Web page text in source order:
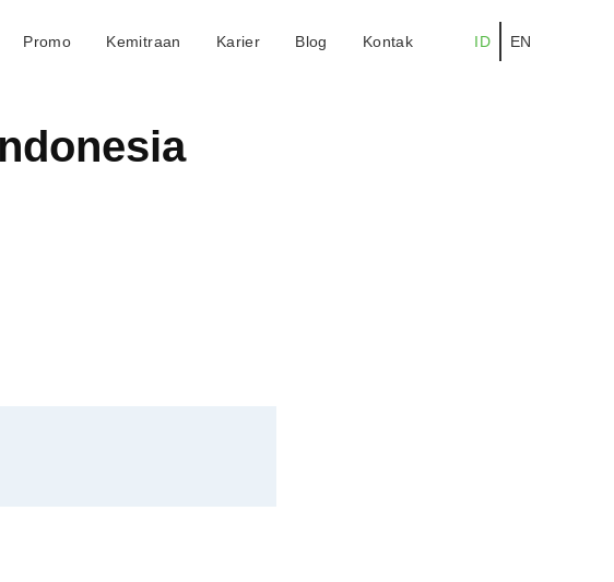
Promo Kemitraan Karier Blog Kontak ID EN